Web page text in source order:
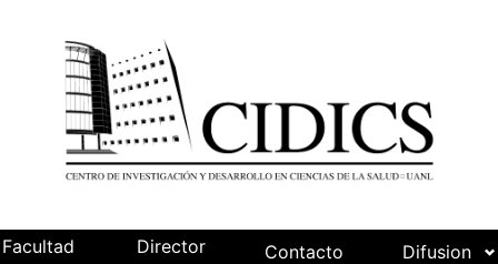
Facultad
Director
Contacto Difusion